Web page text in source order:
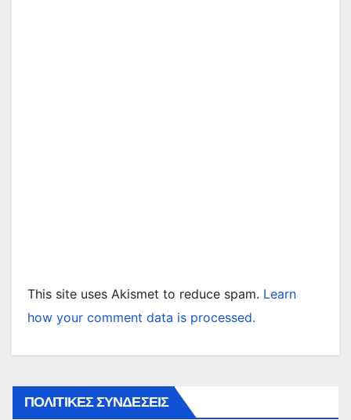
This site uses Akismet to reduce spam. Learn
how your comment data is processed.
ΠΟΛΙΤΙΚΕΣ ΣΥΝΔΕΣΕΙΣ